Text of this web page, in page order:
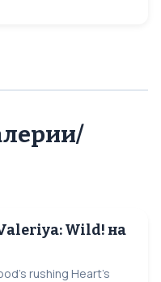
Wild! на
rushing Heart's